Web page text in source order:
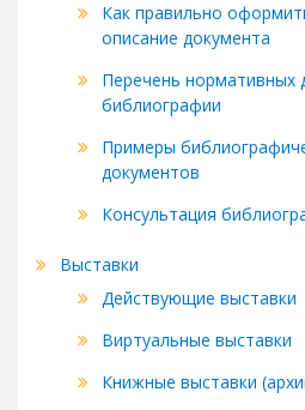
Как правильно
описание документа
Перечень нормативных
библиографии
Примеры
документов
Консультация
Выставки
Действующие выставки
Виртуальные выставки
Книжные выставки